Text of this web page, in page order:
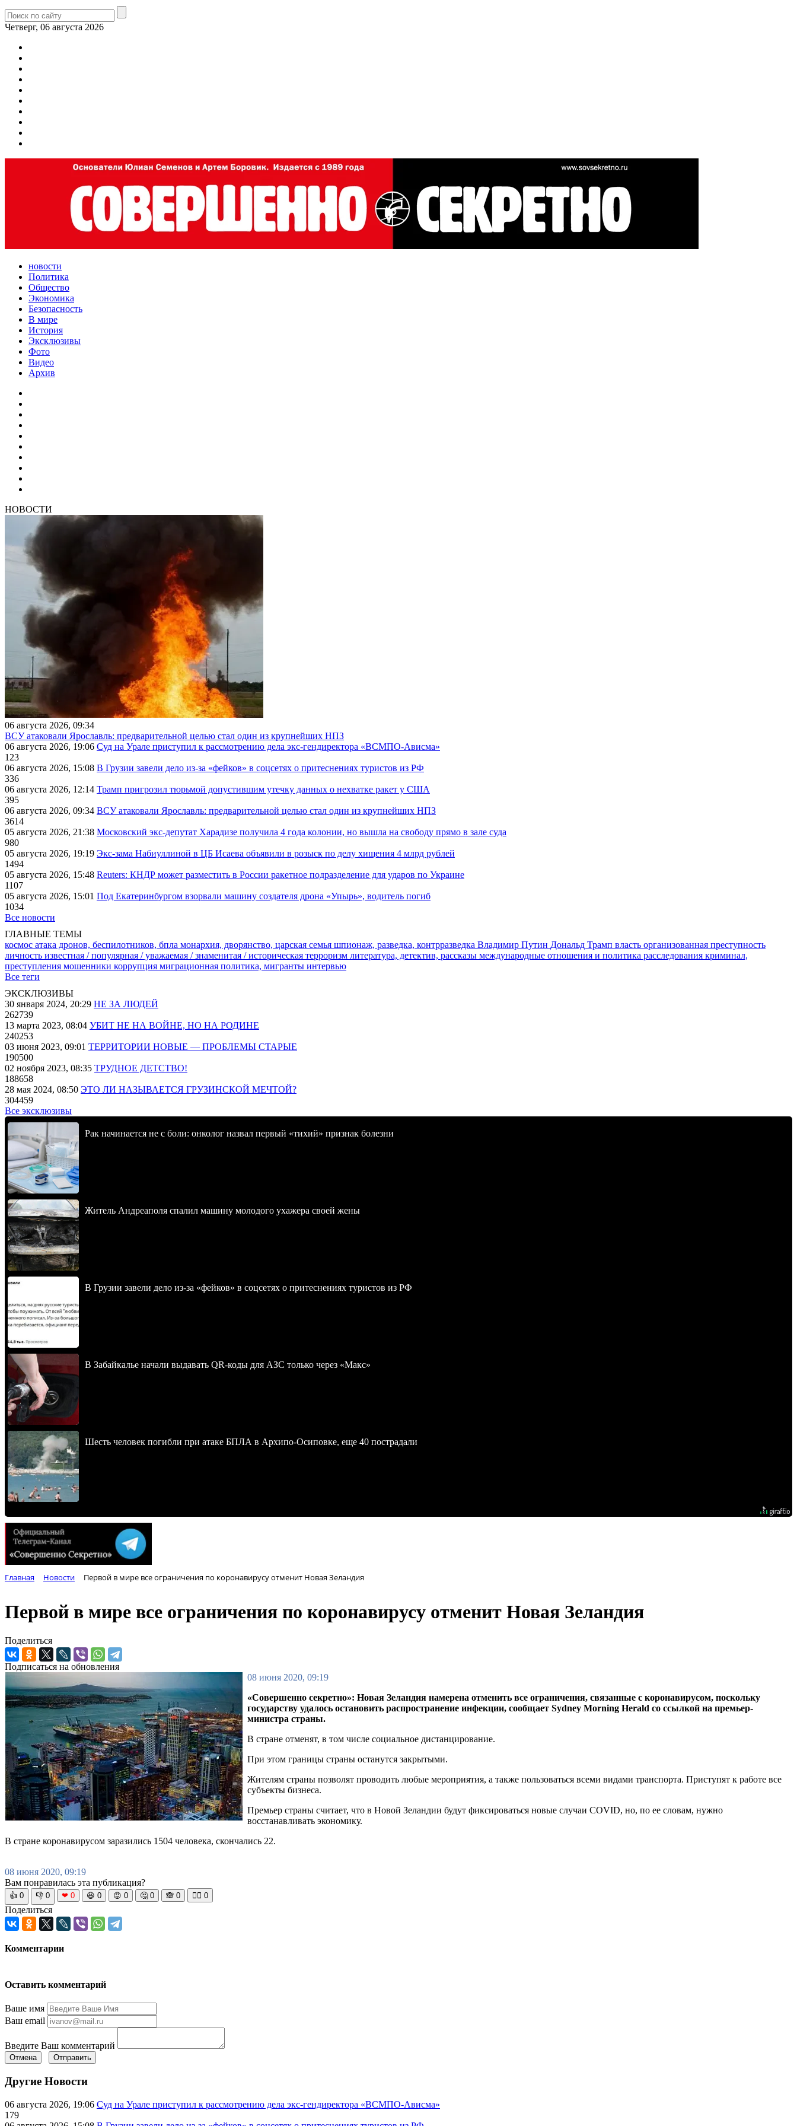
Четверг, 06 августа 2026
новости
Политика
Общество
Экономика
Безопасность
В мире
История
Эксклюзивы
Фото
Видео
Архив
НОВОСТИ
06 августа 2026, 09:34
ВСУ атаковали Ярославль: предварительной целью стал один из крупнейших НПЗ
06 августа 2026, 19:06 Суд на Урале приступил к рассмотрению дела экс-гендиректора «ВСМПО-Ависма»
123
06 августа 2026, 15:08 В Грузии завели дело из-за «фейков» в соцсетях о притеснениях туристов из РФ
336
06 августа 2026, 12:14 Трамп пригрозил тюрьмой допустившим утечку данных о нехватке ракет у США
395
06 августа 2026, 09:34 ВСУ атаковали Ярославль: предварительной целью стал один из крупнейших НПЗ
3614
05 августа 2026, 21:38 Московский экс-депутат Харадизе получила 4 года колонии, но вышла на свободу прямо в зале суда
980
05 августа 2026, 19:19 Экс-зама Набиуллиной в ЦБ Исаева объявили в розыск по делу хищения 4 млрд рублей
1494
05 августа 2026, 15:48 Reuters: КНДР может разместить в России ракетное подразделение для ударов по Украине
1107
05 августа 2026, 15:01 Под Екатеринбургом взорвали машину создателя дрона «Упырь», водитель погиб
1034
Все новости
ГЛАВНЫЕ ТЕМЫ
космос атака дронов, беспилотников, бпла монархия, дворянство, царская семья шпионаж, разведка, контрразведка Владимир Путин Дональд Трамп власть организованная преступность
личность известная / популярная / уважаемая / знаменитая / историческая терроризм литература, детектив, рассказы международные отношения и политика расследования криминал,
преступления мошенники коррупция миграционная политика, мигранты интервью
Все теги
ЭКСКЛЮЗИВЫ
30 января 2024, 20:29 НЕ ЗА ЛЮДЕЙ
262739
13 марта 2023, 08:04 УБИТ НЕ НА ВОЙНЕ, НО НА РОДИНЕ
240253
03 июня 2023, 09:01 ТЕРРИТОРИИ НОВЫЕ — ПРОБЛЕМЫ СТАРЫЕ
190500
02 ноября 2023, 08:35 ТРУДНОЕ ДЕТСТВО!
188658
28 мая 2024, 08:50 ЭТО ЛИ НАЗЫВАЕТСЯ ГРУЗИНСКОЙ МЕЧТОЙ?
304459
Все эксклюзивы
Рак начинается не с боли: онколог назвал первый «тихий» признак болезни
Житель Андреаполя спалил машину молодого ухажера своей жены
В Грузии завели дело из-за «фейков» в соцсетях о притеснениях туристов из РФ
В Забайкалье начали выдавать QR-коды для АЗС только через «Макс»
Шесть человек погибли при атаке БПЛА в Архипо-Осиповке, еще 40 пострадали
Главная Новости Первой в мире все ограничения по коронавирусу отменит Новая Зеландия
Первой в мире все ограничения по коронавирусу отменит Новая Зеландия
Поделиться
Подписаться на обновления
08 июня 2020, 09:19
«Совершенно секретно»: Новая Зеландия намерена отменить все ограничения, связанные с коронавирусом, поскольку
государству удалось остановить распространение инфекции, сообщает Sydney Morning Herald со ссылкой на премьер-
министра страны.
В стране отменят, в том числе социальное дистанцирование.
При этом границы страны останутся закрытыми.
Жителям страны позволят проводить любые мероприятия, а также пользоваться всеми видами транспорта. Приступят к работе все
субъекты бизнеса.
Премьер страны считает, что в Новой Зеландии будут фиксироваться новые случаи COVID, но, по ее словам, нужно
восстанавливать экономику.
В стране коронавирусом заразились 1504 человека, скончались 22.
08 июня 2020, 09:19
Вам понравилась эта публикация?
👍 0 👎 0 ❤ 0 😆 0 😡 0 🤔 0 🙈 0 🧘‍♀️ 0
Поделиться
Комментарии
Оставить комментарий
Ваше имя
Ваш email
Введите Ваш комментарий
Отмена Отправить
Другие Новости
06 августа 2026, 19:06 Суд на Урале приступил к рассмотрению дела экс-гендиректора «ВСМПО-Ависма»
179